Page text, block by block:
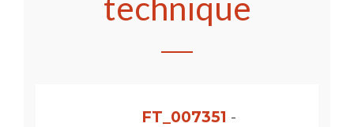
FT_007351 -